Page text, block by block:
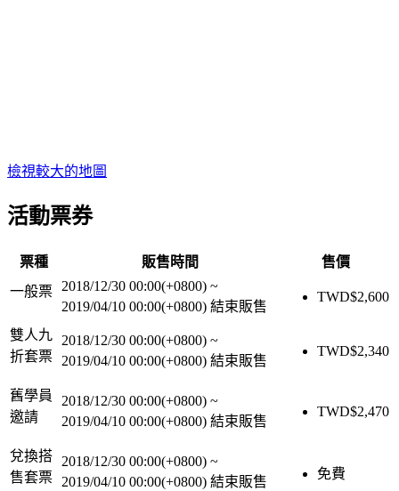
檢視較大的地圖
活動票券
票種 販售時間
售價
一般票
2018/12/30 00:00(+0800) ~
2019/04/10 00:00(+0800) 結束販售
TWD$2,600
雙人九
折套票
2018/12/30 00:00(+0800) ~
2019/04/10 00:00(+0800) 結束販售
TWD$2,340
舊學員
邀請
2018/12/30 00:00(+0800) ~
2019/04/10 00:00(+0800) 結束販售
TWD$2,470
兌換搭
售套票
2018/12/30 00:00(+0800) ~
2019/04/10 00:00(+0800) 結束販售
免費